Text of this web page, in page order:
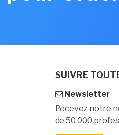
SUIVRE
Newsletter
Recevez notre
de 50 000